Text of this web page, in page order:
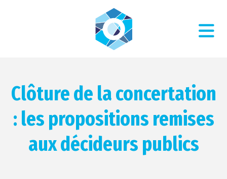
Clôture de la concertation
: les propositions remises
aux décideurs publics